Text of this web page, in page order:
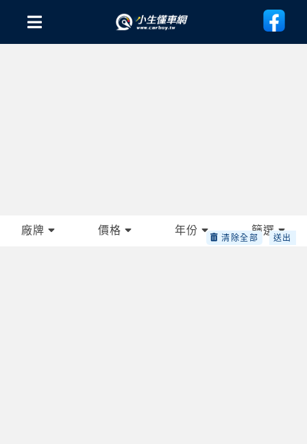
廠牌 價格 年份 篩選
清除全部 送出